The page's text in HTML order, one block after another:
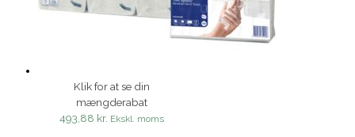
Klik for at se din
mængderabat
493,88 kr. Ekskl. moms